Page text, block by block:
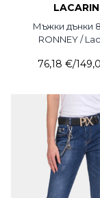
Мъжки дънки
RONNEY /
76,18 €/